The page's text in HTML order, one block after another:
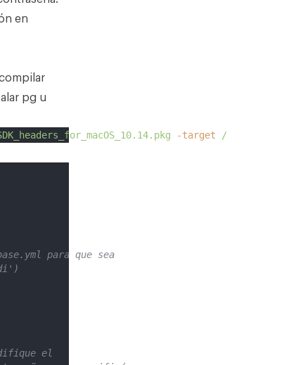
en
pg u
-target
/
para que sea
el